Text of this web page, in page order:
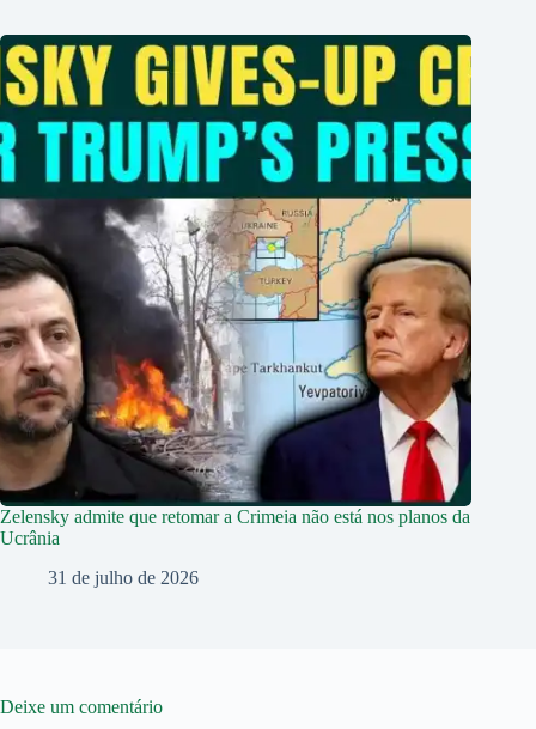
Zelensky admite que retomar a Crimeia não está nos planos da
Ucrânia
31 de julho de 2026
Deixe um comentário